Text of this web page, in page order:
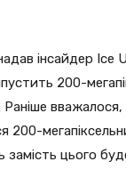
інсайдер
200-
Раніше
200-
цього